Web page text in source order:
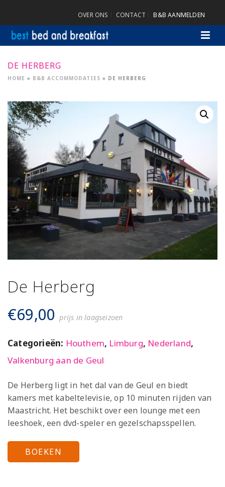
OVER ONS CONTACT B&B AANMELDEN
DE HERBERG
HOME » B&B ACCOMMODATIES » DE HERBERG
De Herberg
€69,00 prijs in laagseizoen
Categorieën: Houthem, Limburg, Nederland,
Valkenburg aan de Geul
De Herberg ligt in het dal van de Geul en biedt
kamers met kabeltelevisie, op 10 minuten rijden van
Maastricht. Het beschikt over een lounge met een
leeshoek, een dvd-speler en gezelschapsspellen.
BOEKEN